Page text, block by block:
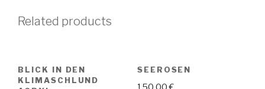
Related products
BLICK IN DEN
KLIMASCHLUND
SEEROSEN